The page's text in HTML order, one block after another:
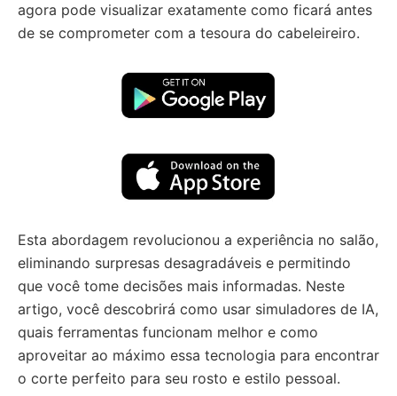
agora pode visualizar exatamente como ficará antes
de se comprometer com a tesoura do cabeleireiro.
Esta abordagem revolucionou a experiência no salão,
eliminando surpresas desagradáveis e permitindo
que você tome decisões mais informadas. Neste
artigo, você descobrirá como usar simuladores de IA,
quais ferramentas funcionam melhor e como
aproveitar ao máximo essa tecnologia para encontrar
o corte perfeito para seu rosto e estilo pessoal.